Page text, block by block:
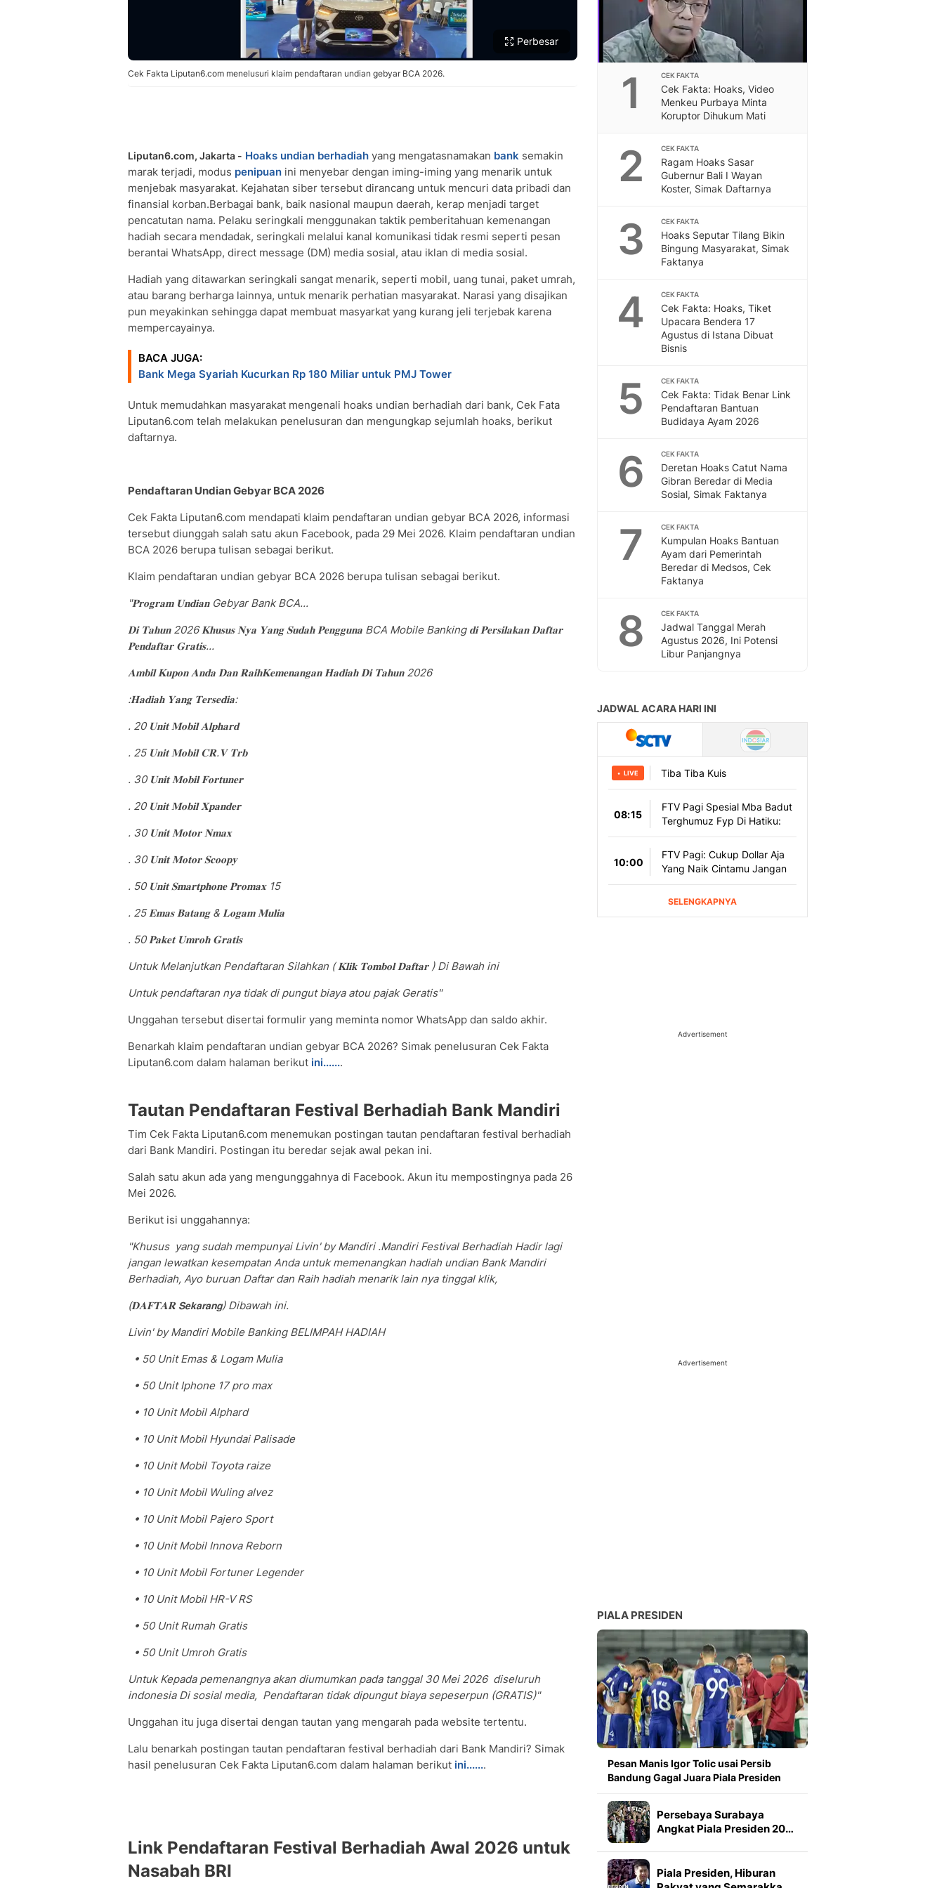
Perbesar
Cek Fakta Liputan6.com menelusuri klaim pendaftaran undian gebyar BCA 2026.
Liputan6.com, Jakarta - Hoaks undian berhadiah yang mengatasnamakan bank semakin
marak terjadi, modus penipuan ini menyebar dengan iming-iming yang menarik untuk
menjebak masyarakat. Kejahatan siber tersebut dirancang untuk mencuri data pribadi dan
finansial korban.Berbagai bank, baik nasional maupun daerah, kerap menjadi target
pencatutan nama. Pelaku seringkali menggunakan taktik pemberitahuan kemenangan
hadiah secara mendadak, seringkali melalui kanal komunikasi tidak resmi seperti pesan
berantai WhatsApp, direct message (DM) media sosial, atau iklan di media sosial.
Hadiah yang ditawarkan seringkali sangat menarik, seperti mobil, uang tunai, paket umrah,
atau barang berharga lainnya, untuk menarik perhatian masyarakat. Narasi yang disajikan
pun meyakinkan sehingga dapat membuat masyarkat yang kurang jeli terjebak karena
mempercayainya.
BACA JUGA:
Bank Mega Syariah Kucurkan Rp 180 Miliar untuk PMJ Tower
Untuk memudahkan masyarakat mengenali hoaks undian berhadiah dari bank, Cek Fata
Liputan6.com telah melakukan penelusuran dan mengungkap sejumlah hoaks, berikut
daftarnya.
Pendaftaran Undian Gebyar BCA 2026
Cek Fakta Liputan6.com mendapati klaim pendaftaran undian gebyar BCA 2026, informasi
tersebut diunggah salah satu akun Facebook, pada 29 Mei 2026. Klaim pendaftaran undian
BCA 2026 berupa tulisan sebagai berikut.
Klaim pendaftaran undian gebyar BCA 2026 berupa tulisan sebagai berikut.
"𝐏𝐫𝐨𝐠𝐫𝐚𝐦 𝐔𝐧𝐝𝐢𝐚𝐧 Gebyar Bank BCA...
𝐃𝐢 𝐓𝐚𝐡𝐮𝐧 2026 𝐊𝐡𝐮𝐬𝐮𝐬 𝐍𝐲𝐚 𝐘𝐚𝐧𝐠 𝐒𝐮𝐝𝐚𝐡 𝐏𝐞𝐧𝐠𝐠𝐮𝐧𝐚 BCA Mobile Banking 𝐝𝐢 𝐏𝐞𝐫𝐬𝐢𝐥𝐚𝐤𝐚𝐧 𝐃𝐚𝐟𝐭𝐚𝐫
𝐏𝐞𝐧𝐝𝐚𝐟𝐭𝐚𝐫 𝐆𝐫𝐚𝐭𝐢𝐬...
𝐀𝐦𝐛𝐢𝐥 𝐊𝐮𝐩𝐨𝐧 𝐀𝐧𝐝𝐚 𝐃𝐚𝐧 𝐑𝐚𝐢𝐡𝐊𝐞𝐦𝐞𝐧𝐚𝐧𝐠𝐚𝐧 𝐇𝐚𝐝𝐢𝐚𝐡 𝐃𝐢 𝐓𝐚𝐡𝐮𝐧 2026
:𝐇𝐚𝐝𝐢𝐚𝐡 𝐘𝐚𝐧𝐠 𝐓𝐞𝐫𝐬𝐞𝐝𝐢𝐚:
. 20 𝐔𝐧𝐢𝐭 𝐌𝐨𝐛𝐢𝐥 𝐀𝐥𝐩𝐡𝐚𝐫𝐝
. 25 𝐔𝐧𝐢𝐭 𝐌𝐨𝐛𝐢𝐥 𝐂𝐑.𝐕 𝐓𝐫𝐛
. 30 𝐔𝐧𝐢𝐭 𝐌𝐨𝐛𝐢𝐥 𝐅𝐨𝐫𝐭𝐮𝐧𝐞𝐫
. 20 𝐔𝐧𝐢𝐭 𝐌𝐨𝐛𝐢𝐥 𝐗𝐩𝐚𝐧𝐝𝐞𝐫
. 30 𝐔𝐧𝐢𝐭 𝐌𝐨𝐭𝐨𝐫 𝐍𝐦𝐚𝐱
. 30 𝐔𝐧𝐢𝐭 𝐌𝐨𝐭𝐨𝐫 𝐒𝐜𝐨𝐨𝐩𝐲
. 50 𝐔𝐧𝐢𝐭 𝐒𝐦𝐚𝐫𝐭𝐩𝐡𝐨𝐧𝐞 𝐏𝐫𝐨𝐦𝐚𝐱 15
. 25 𝐄𝐦𝐚𝐬 𝐁𝐚𝐭𝐚𝐧𝐠 & 𝐋𝐨𝐠𝐚𝐦 𝐌𝐮𝐥𝐢𝐚
. 50 𝐏𝐚𝐤𝐞𝐭 𝐔𝐦𝐫𝐨𝐡 𝐆𝐫𝐚𝐭𝐢𝐬
Untuk Melanjutkan Pendaftaran Silahkan ( 𝐊𝐥𝐢𝐤 𝐓𝐨𝐦𝐛𝐨𝐥 𝐃𝐚𝐟𝐭𝐚𝐫 ) Di Bawah ini
Untuk pendaftaran nya tidak di pungut biaya atou pajak Geratis"
Unggahan tersebut disertai formulir yang meminta nomor WhatsApp dan saldo akhir.
Benarkah klaim pendaftaran undian gebyar BCA 2026? Simak penelusuran Cek Fakta
Liputan6.com dalam halaman berikut ini.......
Tautan Pendaftaran Festival Berhadiah Bank Mandiri
Tim Cek Fakta Liputan6.com menemukan postingan tautan pendaftaran festival berhadiah
dari Bank Mandiri. Postingan itu beredar sejak awal pekan ini.
Salah satu akun ada yang mengunggahnya di Facebook. Akun itu mempostingnya pada 26
Mei 2026.
Berikut isi unggahannya:
"Khusus yang sudah mempunyai Livin' by Mandiri .Mandiri Festival Berhadiah Hadir lagi
jangan lewatkan kesempatan Anda untuk memenangkan hadiah undian Bank Mandiri
Berhadiah, Ayo buruan Daftar dan Raih hadiah menarik lain nya tinggal klik,
(𝐃𝐀𝐅𝐓𝐀𝐑 𝗦𝗲𝗸𝗮𝗿𝗮𝗻𝗴) Dibawah ini.
Livin' by Mandiri Mobile Banking BELIMPAH HADIAH
• 50 Unit Emas & Logam Mulia
• 50 Unit Iphone 17 pro max
• 10 Unit Mobil Alphard
• 10 Unit Mobil Hyundai Palisade
• 10 Unit Mobil Toyota raize
• 10 Unit Mobil Wuling alvez
• 10 Unit Mobil Pajero Sport
• 10 Unit Mobil Innova Reborn
• 10 Unit Mobil Fortuner Legender
• 10 Unit Mobil HR-V RS
• 50 Unit Rumah Gratis
• 50 Unit Umroh Gratis
Untuk Kepada pemenangnya akan diumumkan pada tanggal 30 Mei 2026 diseluruh
indonesia Di sosial media, Pendaftaran tidak dipungut biaya sepeserpun (GRATIS)"
Unggahan itu juga disertai dengan tautan yang mengarah pada website tertentu.
Lalu benarkah postingan tautan pendaftaran festival berhadiah dari Bank Mandiri? Simak
hasil penelusuran Cek Fakta Liputan6.com dalam halaman berikut ini.......
Link Pendaftaran Festival Berhadiah Awal 2026 untuk
Nasabah BRI
1 CEK FAKTA
Cek Fakta: Hoaks, Video
Menkeu Purbaya Minta
Koruptor Dihukum Mati
2 CEK FAKTA
Ragam Hoaks Sasar
Gubernur Bali I Wayan
Koster, Simak Daftarnya
3 CEK FAKTA
Hoaks Seputar Tilang Bikin
Bingung Masyarakat, Simak
Faktanya
4 CEK FAKTA
Cek Fakta: Hoaks, Tiket
Upacara Bendera 17
Agustus di Istana Dibuat
Bisnis
5 CEK FAKTA
Cek Fakta: Tidak Benar Link
Pendaftaran Bantuan
Budidaya Ayam 2026
6 CEK FAKTA
Deretan Hoaks Catut Nama
Gibran Beredar di Media
Sosial, Simak Faktanya
7 CEK FAKTA
Kumpulan Hoaks Bantuan
Ayam dari Pemerintah
Beredar di Medsos, Cek
Faktanya
8 CEK FAKTA
Jadwal Tanggal Merah
Agustus 2026, Ini Potensi
Libur Panjangnya
Advertisement
Advertisement
PIALA PRESIDEN
Pesan Manis Igor Tolic usai Persib
Bandung Gagal Juara Piala Presiden
Persebaya Surabaya
Angkat Piala Presiden 20…
Piala Presiden, Hiburan